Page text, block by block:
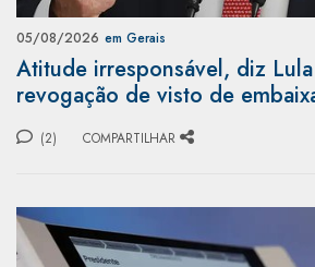
05/08/2026 em Gerais
Atitude irresponsável, diz
revogação de visto de
(2) COMPARTILHAR